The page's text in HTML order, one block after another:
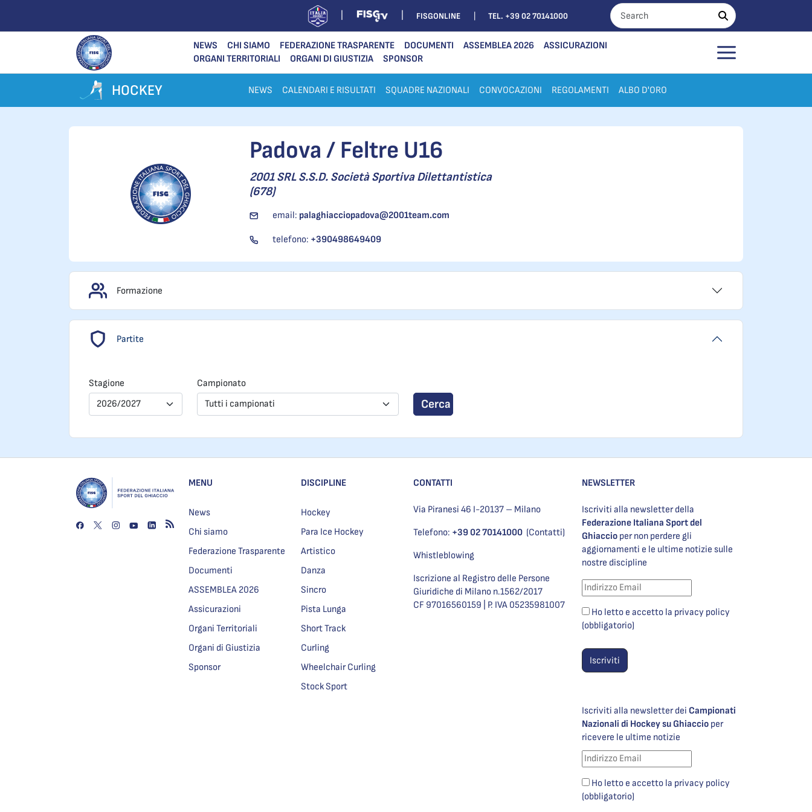
FISGONLINE TEL. +39 02 70141000
NEWS CHI SIAMO FEDERAZIONE TRASPARENTE DOCUMENTI ASSEMBLEA 2026
ASSICURAZIONI
ORGANI TERRITORIALI
ORGANI DI GIUSTIZIA SPONSOR
HOCKEY NEWS CALENDARI E RISULTATI SQUADRE NAZIONALI CONVOCAZIONI REGOLAMENTI ALBO D'ORO
Padova / Feltre U16
2001 SRL S.S.D. Società Sportiva Dilettantistica
(678)
email: palaghiacciopadova@2001team.com
telefono: +390498649409
Formazione
Partite
Stagione
2026/2027
Campionato
Tutti i campionati
Cerca
MENU
News
Chi siamo
Federazione Trasparente
Documenti
ASSEMBLEA 2026
Assicurazioni
Organi Territoriali
Organi di Giustizia
Sponsor
DISCIPLINE
Hockey
Para Ice Hockey
Artistico
Danza
Sincro
Pista Lunga
Short Track
Curling
Wheelchair Curling
Stock Sport
CONTATTI
Via Piranesi 46 I-20137 – Milano
Telefono: +39 02 70141000 (Contatti)
Whistleblowing
Iscrizione al Registro delle Persone
Giuridiche di Milano n.1562/2017
CF 97016560159 | P. IVA 05235981007
NEWSLETTER
Iscriviti alla newsletter della
Federazione Italiana Sport del
Ghiaccio per non perdere gli
aggiornamenti e le ultime notizie sulle
nostre discipline
Ho letto e accetto la privacy policy
(obbligatorio)
Iscriviti alla newsletter dei Campionati
Nazionali di Hockey su Ghiaccio per
ricevere le ultime notizie
Ho letto e accetto la privacy policy
(obbligatorio)